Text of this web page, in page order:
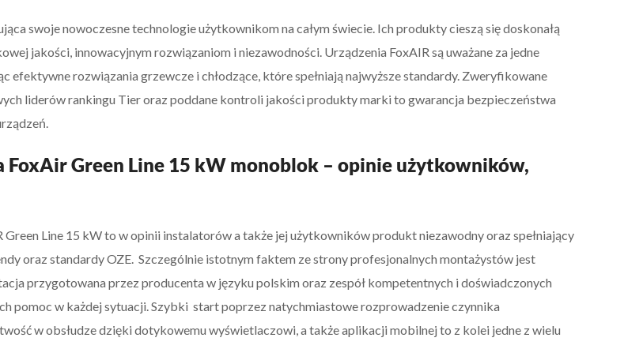
swoje nowoczesne technologie użytkownikom na całym świecie. Ich produkty cieszą się doskonałą
jakości, innowacyjnym rozwiązaniom i niezawodności. Urządzenia FoxAIR są uważane za jedne
efektywne rozwiązania grzewcze i chłodzące, które spełniają najwyższe standardy. Zweryfikowane
liderów rankingu Tier oraz poddane kontroli jakości produkty marki to gwarancja bezpieczeństwa
FoxAir Green Line 15 kW monoblok – opinie użytkowników,
Green Line 15 kW to w opinii instalatorów a także jej użytkowników produkt niezawodny oraz spełniający
oraz standardy OZE. Szczególnie istotnym faktem ze strony profesjonalnych montażystów jest
przygotowana przez producenta w języku polskim oraz zespół kompetentnych i doświadczonych
pomoc w każdej sytuacji. Szybki start poprzez natychmiastowe rozprowadzenie czynnika
w obsłudze dzięki dotykowemu wyświetlaczowi, a także aplikacji mobilnej to z kolei jedne z wielu